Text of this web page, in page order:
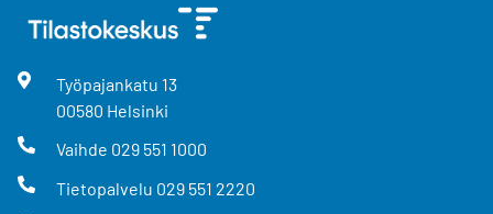
Työpajankatu 13
00580 Helsinki
Vaihde 029 551 1000
Tietopalvelu 029 551 2220